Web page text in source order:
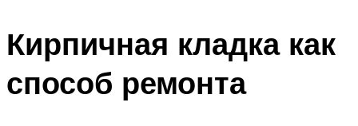
Кирпичная кладка как
способ ремонта